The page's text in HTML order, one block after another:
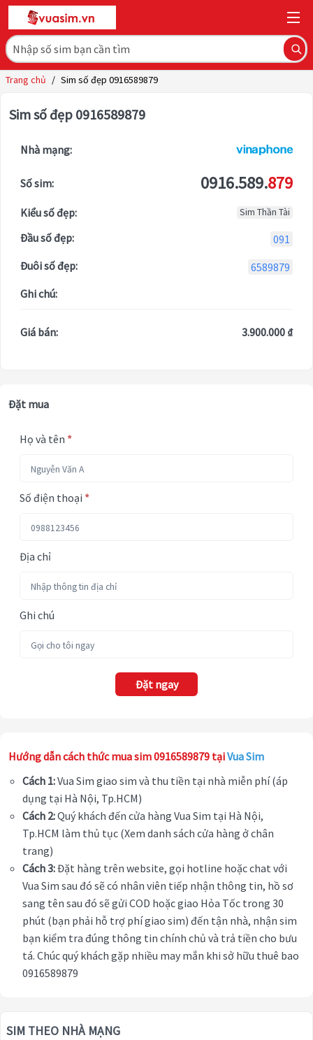
Trang chủ / Sim số đẹp 0916589879
Sim số đẹp 0916589879
Nhà mạng:
Số sim: 0916.589.879
Kiểu số đẹp: Sim Thần Tài
Đầu số đẹp:
091
Đuôi số đẹp:
6589879
Ghi chú:
Giá bán: 3.900.000 ₫
Đặt mua
Họ và tên *
Số điện thoại *
Địa chỉ
Ghi chú
Đặt ngay
Hướng dẫn cách thức mua sim 0916589879 tạiVua Sim
Cách 1:Vua Sim giao sim và thu tiền tại nhà miễn phí (áp
dụng tại Hà Nội, Tp.HCM)
Cách 2:Quý khách đến cửa hàng Vua Sim tại Hà Nội,
Tp.HCM làm thủ tục (Xem danh sách cửa hàng ở chân
trang)
Cách 3:Đặt hàng trên website, gọi hotline hoặc chat với
Vua Sim sau đó sẽ có nhân viên tiếp nhận thông tin, hồ sơ
sang tên sau đó sẽ gửi COD hoặc giao Hỏa Tốc trong 30
phút (bạn phải hỗ trợ phí giao sim) đến tận nhà, nhận sim
bạn kiểm tra đúng thông tin chính chủ và trả tiền cho bưu
tá. Chúc quý khách gặp nhiều may mắn khi sở hữu thuê bao
0916589879
SIM THEO NHÀ MẠNG